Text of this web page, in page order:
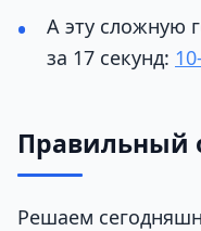
А эту сложную
за 17 секунд:
Правильный
Решаем